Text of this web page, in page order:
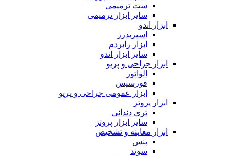
ست ترمیمی
سایر ابزار ترمیمی
ابزار اندو
اسپریدرز
ابزار رابردم
سایر ابزار اندو
ابزار جراحی و پریو
الواتور
فورسپس
ابزار عمومی جراحی و پریو
ابزار پروتز
تری دندانی
سایر ابزار پروتز
ابزار معاینه و تشخیص
پنس
سوند